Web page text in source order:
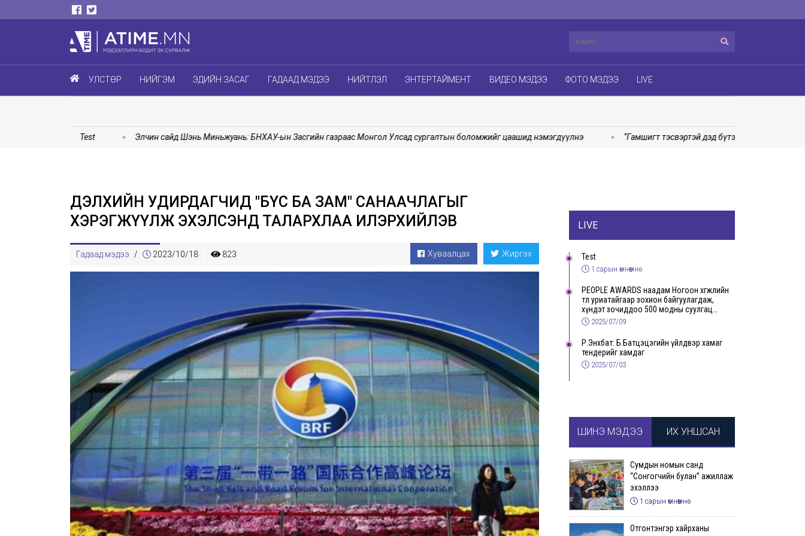
УЛСТӨР НИЙГЭМ ЭДИЙН ЗАСАГ ГАДААД МЭДЭЭ НИЙТЛЭЛ ЭНТЕРТАЙМЕНТ ВИДЕО МЭДЭЭ ФОТО МЭДЭЭ LIVE
Test Элчин сайд Шэнь Миньжуань: БНХАУ-ын Засгийн газраас Монгол Улсад сургалтын боломжийг цаашид нэмэгдүүлнэ “Гамшигт тэсвэртэй дэд бүтэц” олон улсын эрдэм
ДЭЛХИЙН УДИРДАГЧИД "БҮС БА ЗАМ" САНААЧЛАГЫГ
ХЭРЭГЖҮҮЛЖ ЭХЭЛСЭНД ТАЛАРХЛАА ИЛЭРХИЙЛЭВ
Гадаад мэдээ / 2023/10/18 823 Хуваалцах Жиргэх
LIVE
Test
1 сарын өмнөөмнө
PEOPLE AWARDS наадам Ногоон хөгжлийн
төлөө уриатайгаар зохион байгуулагдаж,
хүндэт зочиддоо 500 модны суулгац
бэлэглэлээ
2025/07/09
Р.Энхбат: Б.Батцэцэгийн үйлдвэр хамаг
тендерийг хамдаг
2025/07/03
ШИНЭ МЭДЭЭ ИХ УНШСАН
Сумдын номын санд
“Сонгогчийн булан” ажиллаж
эхэллээ
1 сарын өмнөөмнө
Отгонтэнгэр хайрханы